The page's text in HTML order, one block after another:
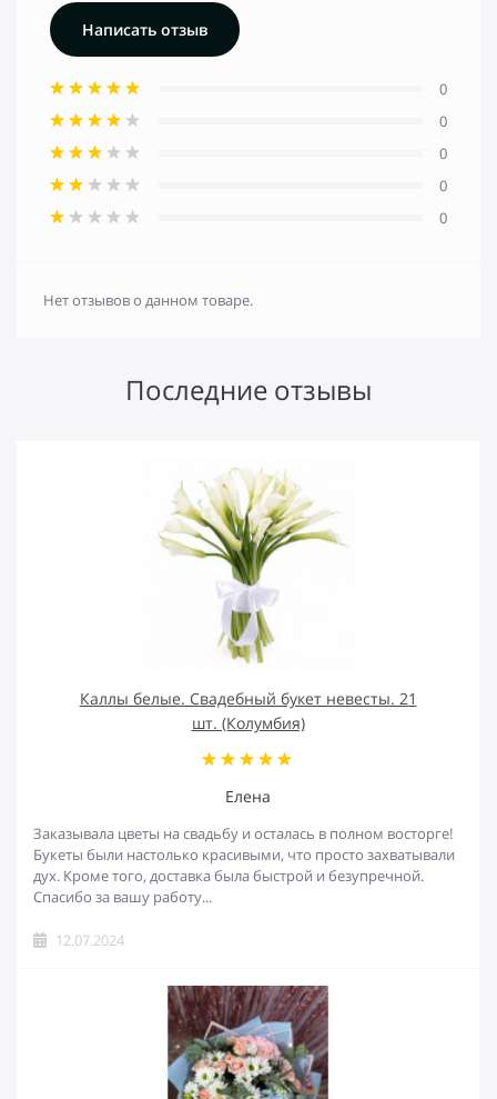
Написать отзыв
0
0
0
0
0
Нет отзывов о данном товаре.
Последние отзывы
Каллы белые. Свадебный букет невесты. 21
шт. (Колумбия)
Елена
Заказывала цветы на свадьбу и осталась в полном восторге!
Букеты были настолько красивыми, что просто захватывали
дух. Кроме того, доставка была быстрой и безупречной.
Спасибо за вашу работу...
12.07.2024